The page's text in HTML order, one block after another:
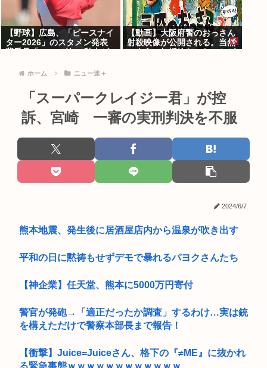
【野球】広島、「ピースナイ
ター2026」のスタメン発表
【動画】大阪府警のおっさん
射殺映像が公開される。当然
ホーム ニュー速＋
「スーパークレイジー君」が控
訴、宮崎 一審の実刑判決を不服
2024/6/7
熊本地震、発生後に居酒屋店内から温泉が吹き出す
平和の日に黙祷もせずデモで暴れるパヨクさんたち
【神企業】任天堂、熊本に5000万円寄付
警官が発砲→「適正だったか調査」するわけ…実は銃
を構えただけで警察本部長まで報告！
【衝撃】Juice=Juiceさん、格下の『≠ME』に抜かれ
る緊急事態ｗｗｗｗｗｗｗｗｗｗｗｗ